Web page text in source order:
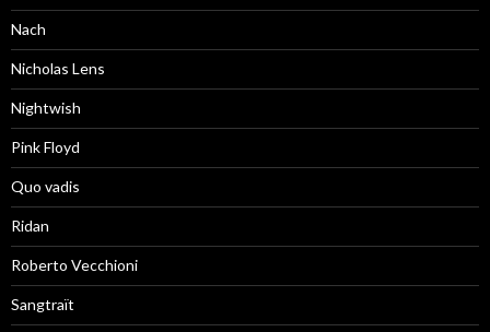
Nach
Nicholas Lens
Nightwish
Pink Floyd
Quo vadis
Ridan
Roberto Vecchioni
Sangtraït